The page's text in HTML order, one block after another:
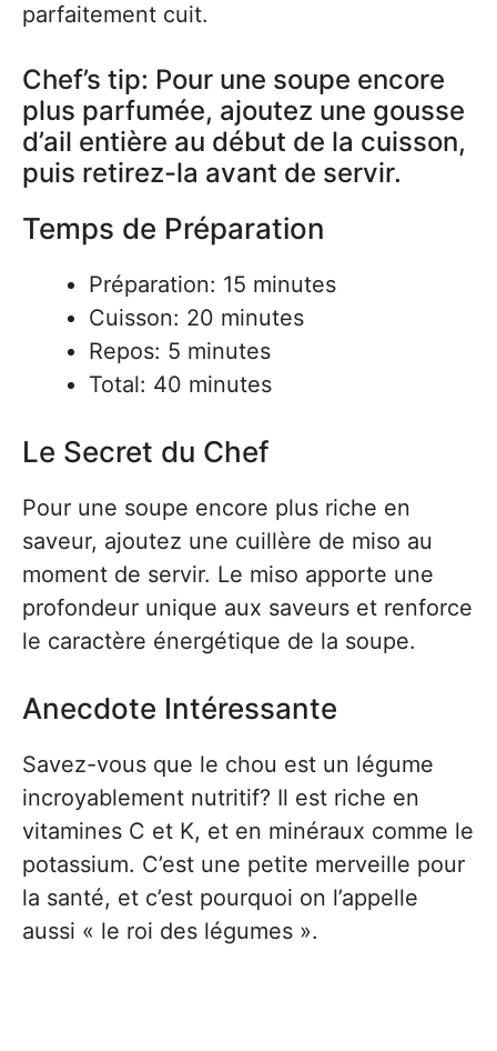
parfaitement cuit.
Chef’s tip: Pour une soupe encore
plus parfumée, ajoutez une gousse
d’ail entière au début de la cuisson,
puis retirez-la avant de servir.
Temps de Préparation
Préparation: 15 minutes
Cuisson: 20 minutes
Repos: 5 minutes
Total: 40 minutes
Le Secret du Chef
Pour une soupe encore plus riche en
saveur, ajoutez une cuillère de miso au
moment de servir. Le miso apporte une
profondeur unique aux saveurs et renforce
le caractère énergétique de la soupe.
Anecdote Intéressante
Savez-vous que le chou est un légume
incroyablement nutritif? Il est riche en
vitamines C et K, et en minéraux comme le
potassium. C’est une petite merveille pour
la santé, et c’est pourquoi on l’appelle
aussi « le roi des légumes ».